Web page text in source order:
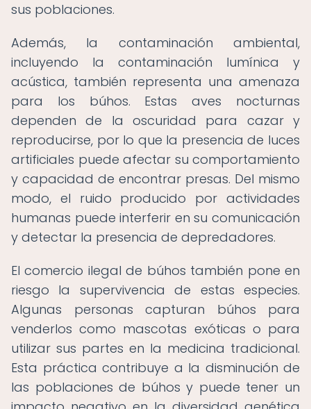
sus poblaciones.
Además, la contaminación ambiental,
incluyendo la contaminación lumínica y
acústica, también representa una amenaza
para los búhos. Estas aves nocturnas
dependen de la oscuridad para cazar y
reproducirse, por lo que la presencia de luces
artificiales puede afectar su comportamiento
y capacidad de encontrar presas. Del mismo
modo, el ruido producido por actividades
humanas puede interferir en su comunicación
y detectar la presencia de depredadores.
El comercio ilegal de búhos también pone en
riesgo la supervivencia de estas especies.
Algunas personas capturan búhos para
venderlos como mascotas exóticas o para
utilizar sus partes en la medicina tradicional.
Esta práctica contribuye a la disminución de
las poblaciones de búhos y puede tener un